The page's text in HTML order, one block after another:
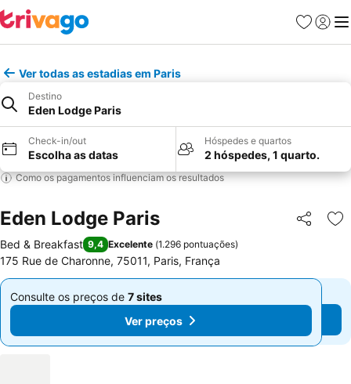
Favoritos
Iniciar
Ver todas as estadias em Paris
Destino
Eden Lodge Paris
Check-in/out
Escolha as datas
Hóspedes e quartos
2 hóspedes, 1 quarto.
Como os pagamentos influenciam os resultados
Eden Lodge Paris Partilhar
Bed & Breakfast 9,4 Excelente (1.296 pontuações)
175 Rue de Charonne, 75011, Paris, França
Consulte os preços de 7 sites
De
Ver preços
Consulte os preços de 7 sites
De
€ 225 Ver preços